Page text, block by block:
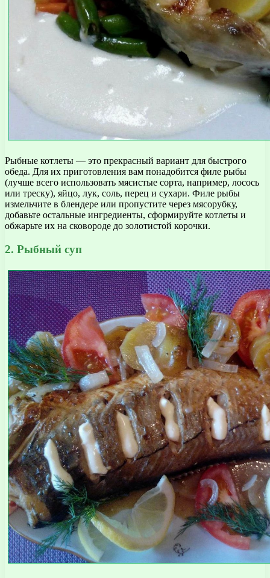
Рыбные котлеты — это прекрасный вариант для быстрого
обеда. Для их приготовления вам понадобится филе рыбы
(лучше всего использовать мясистые сорта, например, лосось
или треску), яйцо, лук, соль, перец и сухари. Филе рыбы
измельчите в блендере или пропустите через мясорубку,
добавьте остальные ингредиенты, сформируйте котлеты и
обжарьте их на сковороде до золотистой корочки.
2. Рыбный суп